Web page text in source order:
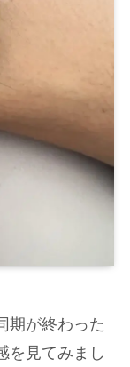
期が終わった
を見てみまし